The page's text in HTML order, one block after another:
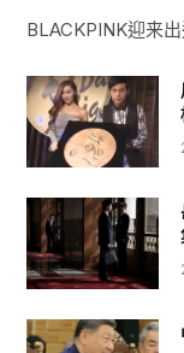
BLACKPINK迎来